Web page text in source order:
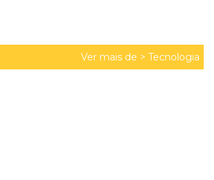
Ver mais de > Tecnologia